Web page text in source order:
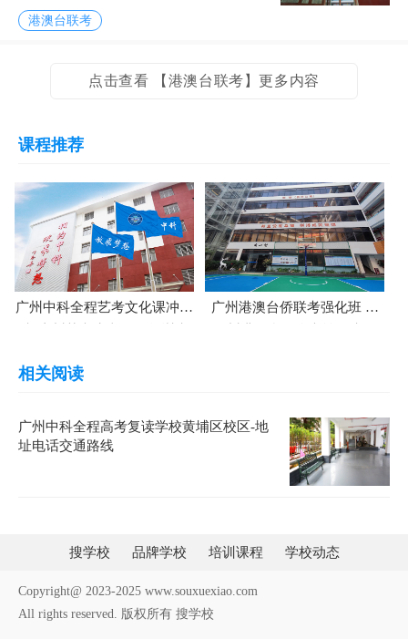
澳台联考的培训机构，往往能成为改变命运
的转折点。而中科全程高考培训学校凭借其
港澳台联考
点击查看 【港澳台联考】更多内容
课程推荐
广州中科全程艺考文化课冲刺
广州港澳台侨联考强化班 广
相关阅读
广州中科全程高考复读学校黄埔区校区-地
址电话交通路线
搜学校 品牌学校 培训课程 学校动态
Copyright@ 2023-2025 www.souxuexiao.com
All rights reserved. 版权所有 搜学校